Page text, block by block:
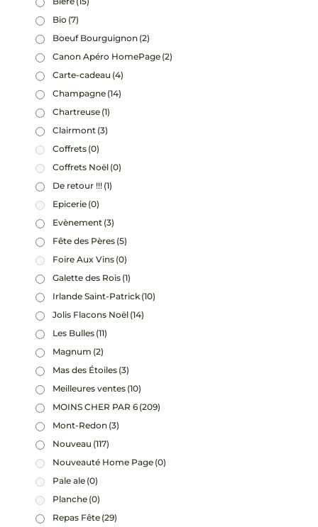
Bio (7)
Boeuf Bourguignon (2)
Canon Apéro HomePage (2)
Carte-cadeau (4)
Champagne (14)
Chartreuse (1)
Clairmont (3)
Coffrets (0)
Coffrets Noël (0)
De retour !!! (1)
Epicerie (0)
Evènement (3)
Fête des Pères (5)
Foire Aux Vins (0)
Galette des Rois (1)
Irlande Saint-Patrick (10)
Jolis Flacons Noël (14)
Les Bulles (11)
Magnum (2)
Mas des Étoiles (3)
Meilleures ventes (10)
MOINS CHER PAR 6 (209)
Mont-Redon (3)
Nouveau (117)
Nouveauté Home Page (0)
Pale ale (0)
Planche (0)
Repas Fête (29)